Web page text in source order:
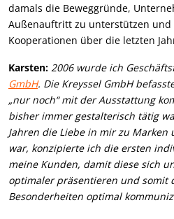
damals die Beweggründe,
Außenauftritt zu unterstützen und
Kooperationen über die letzten
Karsten: 2006 wurde ich
GmbH. Die Kreyssel GmbH
„nur noch“ mit der Ausstattung
bisher immer gestalterisch tätig
Jahren die Liebe in mir zu
war, konzipierte ich die ersten
meine Kunden, damit diese sich
optimaler präsentieren und somit
Besonderheiten optimal